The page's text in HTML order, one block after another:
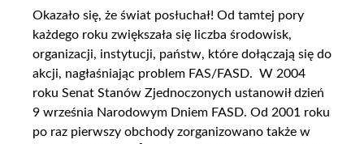
Okazało się, że świat posłuchał! Od tamtej pory
każdego roku zwiększała się liczba środowisk,
organizacji, instytucji, państw, które dołączają się do
akcji, nagłaśniając problem FAS/FASD. W 2004
roku Senat Stanów Zjednoczonych ustanowił dzień
9 września Narodowym Dniem FASD. Od 2001 roku
po raz pierwszy obchody zorganizowano także w